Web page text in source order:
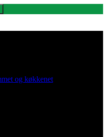
og køkkenet